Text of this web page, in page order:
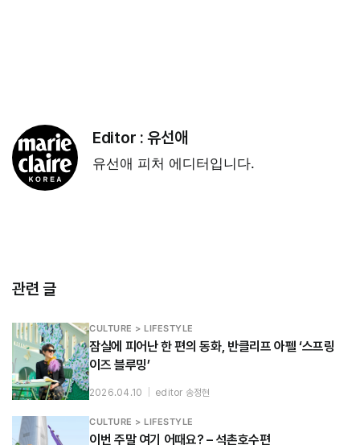
Editor :유선애
유선애 피처 에디터입니다.
관련 글
CULTURE > LIFESTYLE
잠실에 피어난 한 편의 동화, 반클리프 아펠 ‘스프링
이즈 블루밍’
2026.04.10 editor 송정현
CULTURE > LIFESTYLE
이번 주말 여기 어때요? – 석촌호수편